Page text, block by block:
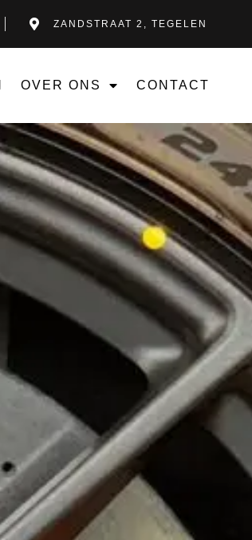
ZANDSTRAAT 2, TEGELEN
OVER ONS CONTACT